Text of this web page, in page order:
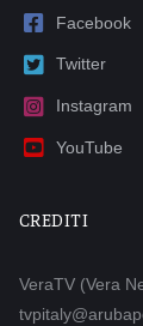
Facebook
Twitter
Instagram
YouTube
CREDITI
VeraTV (Vera